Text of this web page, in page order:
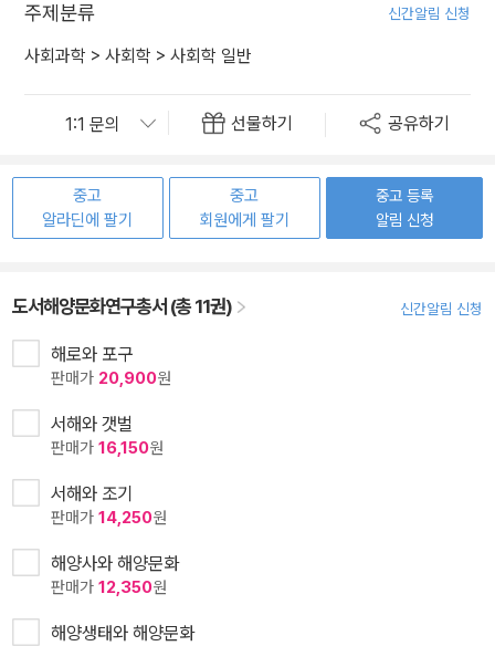
주제분류 신간알림 신청
사회과학 > 사회학 > 사회학 일반
선물하기 공유하기
중고
알라딘에 팔기
중고
회원에게 팔기
중고 등록
알림 신청
도서해양문화연구총서 (총 11권) 신간알림 신청
해로와 포구
판매가 20,900원
서해와 갯벌
판매가 16,150원
서해와 조기
판매가 14,250원
해양사와 해양문화
판매가 12,350원
해양생태와 해양문화